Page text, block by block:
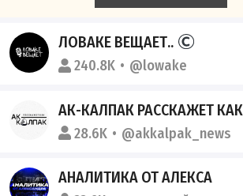
ЛОВАКЕ ВЕЩАЕТ..
240.8K @lowake
АК-КАЛПАК РАССКАЖЕТ КАК
28.6K @akkalpak_news
АНАЛИТИКА ОТ АЛЕКСА